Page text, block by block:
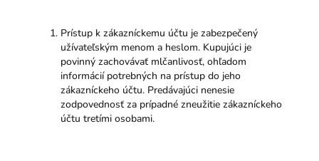
Prístup k zákazníckemu účtu je zabezpečený
užívateľským menom a heslom. Kupujúci je
povinný zachovávať mlčanlivosť, ohľadom
informácií potrebných na prístup do jeho
zákazníckeho účtu. Predávajúci nenesie
zodpovednosť za prípadné zneužitie zákazníckeho
účtu tretími osobami.